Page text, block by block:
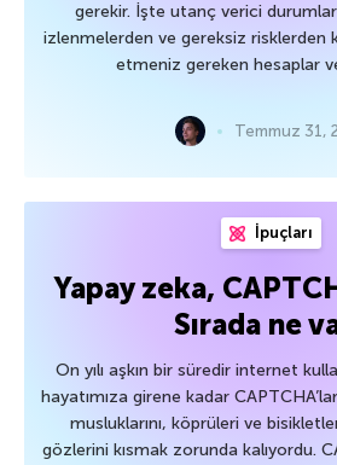
gerekir. İşte utanç verici
izlenmelerden ve gereksiz risklerden
etmeniz gereken hesaplar
Temmuz 31,
İpuçları
Yapay zeka,
Sırada ne
On yılı aşkın bir süredir internet
hayatımıza girene kadar
musluklarını, köprüleri ve
gözlerini kısmak zorunda kalıyordu.